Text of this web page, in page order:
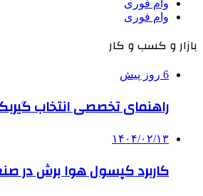
وام فوری
وام فوری
بازار و کسب و کار
6 روز پیش
راهنمای تخصصی انتخاب
۱۴۰۴/۰۲/۱۳
کاربرد کپسول هوا برش در